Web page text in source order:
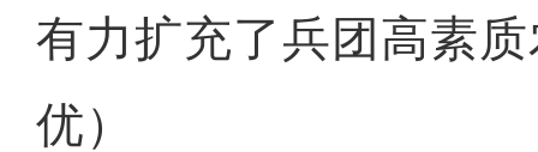
有力扩充了兵团高素
优）